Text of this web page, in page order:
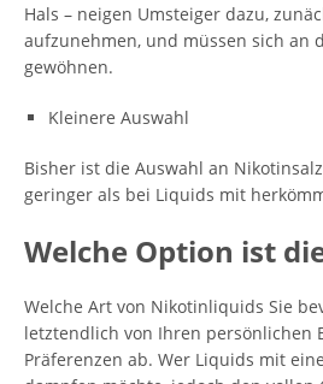
Hals – neigen Umsteiger dazu,
aufzunehmen, und müssen sich an
gewöhnen.
Kleinere Auswahl
Bisher ist die Auswahl an
geringer als bei Liquids mit
Welche Option ist
Welche Art von Nikotinliquids Sie
letztendlich von Ihren persönlichen
Präferenzen ab. Wer Liquids mit